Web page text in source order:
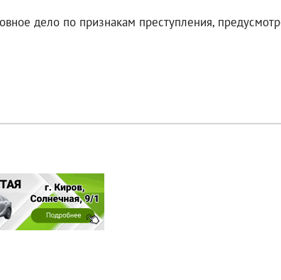
дело по признакам преступления,